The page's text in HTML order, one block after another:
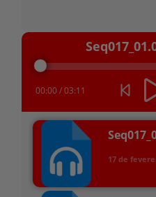
Tocador
áudio
00:00 /03:11
17 de